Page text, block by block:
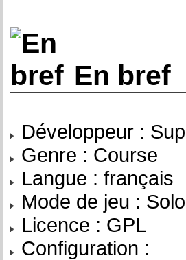
En bref
Développeur :
Genre : Course
Langue : français
Mode de jeu :
Licence : GPL
Configuration :